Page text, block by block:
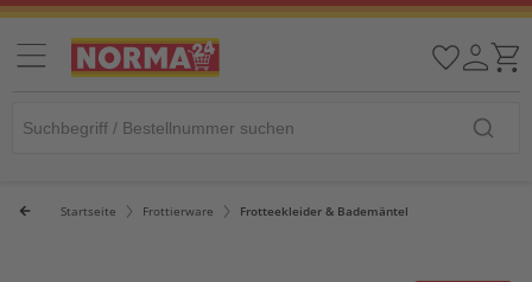
Startseite Frottierware Frotteekleider & Bademäntel